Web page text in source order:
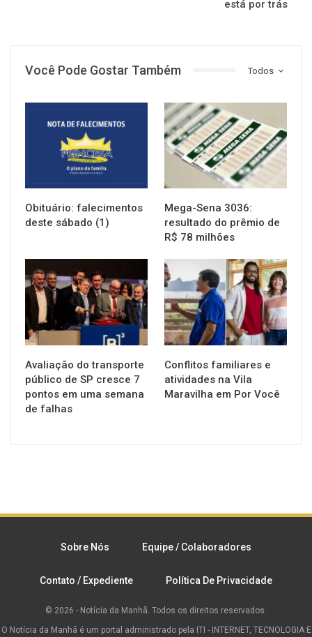
está por trás
Todos
Você Pode Gostar Também
Obituário: falecimentos
deste sábado (1)
NOTÍCIAS
Mega-Sena 3036:
resultado do prêmio de
R$ 78 milhões
NOTÍCIAS
Avaliação do transporte
público de SP cresce 7
pontos em uma semana
de falhas
NOTÍCIAS
Conflitos familiares e
atividades na Vila
Maravilha em Por Você
Sobre Nós Equipe / Colaboradores
Contato / Expediente Política De Privacidade
© 2026 - Notícia da Manhã. Todos os direitos reservados.
O Notícia da Manhã é um portal administrado pela ITI - INTERNET, TECNOLOGIA E